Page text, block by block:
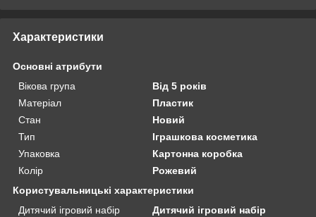
Характеристики
Основні атрибути
Вікова група
Від 5 років
Матеріал
Пластик
Стан
Новий
Тип
Іграшкова косметика
Упаковка
Картонна коробка
Колір
Рожевий
Користувальницькі характеристики
Дитячий ігровий набір
Дитячий ігровий набір